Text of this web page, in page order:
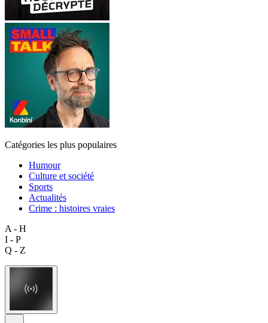
Catégories les plus populaires
Humour
Culture et société
Sports
Actualités
Crime : histoires vraies
A - H
I - P
Q - Z